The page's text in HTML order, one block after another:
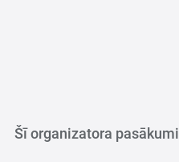
Šī organizatora pasākumi